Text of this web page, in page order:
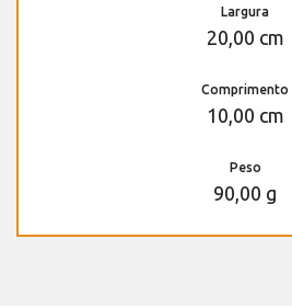
Largura
20,00 cm
Comprimento
10,00 cm
Peso
90,00 g